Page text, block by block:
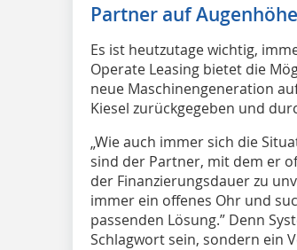
Partner auf Augenhöhe
Es ist heutzutage wichtig,
Operate Leasing bietet die
neue Maschinengeneration
Kiesel zurückgegeben und
„Wie auch immer sich die
sind der Partner, mit dem er
der Finanzierungsdauer zu
immer ein offenes Ohr und
passenden Lösung.” Denn
Schlagwort sein, sondern ein